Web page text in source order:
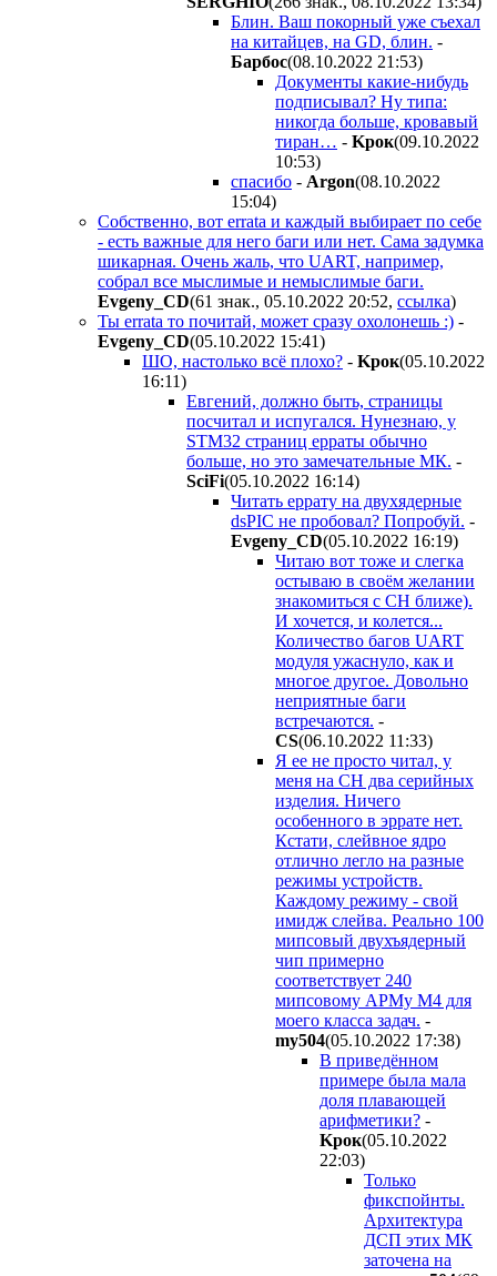
Блин. Ваш покорный уже съехал
на китайцев, на GD, блин. -
Бapбoc(08.10.2022 21:53)
Документы какие-нибудь
подписывал? Ну типа:
никогда больше, кровавый
тиран… - Kpoк(09.10.2022
10:53)
спасибо - Argon(08.10.2022
15:04)
Собственно, вот errata и каждый выбирает по себе
- есть важные для него баги или нет. Сама задумка
шикарная. Очень жаль, что UART, например,
собрал все мыслимые и немыслимые баги.
Evgeny_CD(61 знак., 05.10.2022 20:52, ссылка)
Ты errata то почитай, может сразу охолонешь :) -
Evgeny_CD(05.10.2022 15:41)
ШО, настолько всё плохо? - Kpoк(05.10.2022
16:11)
Евгений, должно быть, страницы
посчитал и испугался. Нунезнаю, у
STM32 страниц ерраты обычно
больше, но это замечательные МК. -
SciFi(05.10.2022 16:14)
Читать еррату на двухядерные
dsPIC не пробовал? Попробуй. -
Evgeny_CD(05.10.2022 16:19)
Читаю вот тоже и слегка
остываю в своём желании
знакомиться с CH ближе).
И хочется, и колется...
Количество багов UART
модуля ужаснуло, как и
многое другое. Довольно
неприятные баги
встречаются. -
CS(06.10.2022 11:33)
Я ее не просто читал, у
меня на СН два серийных
изделия. Ничего
особенного в эррате нет.
Кстати, слейвное ядро
отлично легло на разные
режимы устройств.
Каждому режиму - свой
имидж слейва. Реально 100
мипсовый двухъядерный
чип примерно
соответствует 240
мипсовому АРМу М4 для
моего класса задач. -
my504(05.10.2022 17:38)
В приведённом
примере была мала
доля плавающей
арифметики? -
Kpoк(05.10.2022
22:03)
Только
фикспойнты.
Архитектура
ДСП этих МК
заточена на